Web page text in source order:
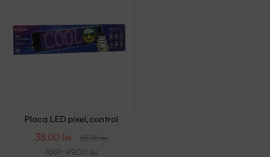
Placa LED pixel, control
38.00 lei 65.00 lei
RRP: 99.00 lei